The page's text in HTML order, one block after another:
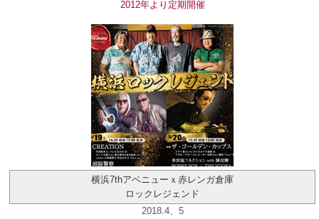
2012年より定期開催
横浜7thアベニューｘ赤レンガ倉庫
ロックレジェンド
2018.4、5